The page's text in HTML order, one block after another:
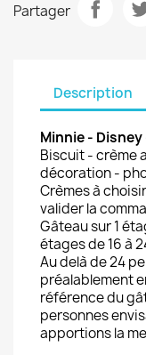
Partager
Description
Minnie -
Biscuit - crème
décoration -
Crèmes à
valider la
Gâteau sur 1
étages de 16 à
Au delà de 24
préalablement
référence du
personnes
apportions la